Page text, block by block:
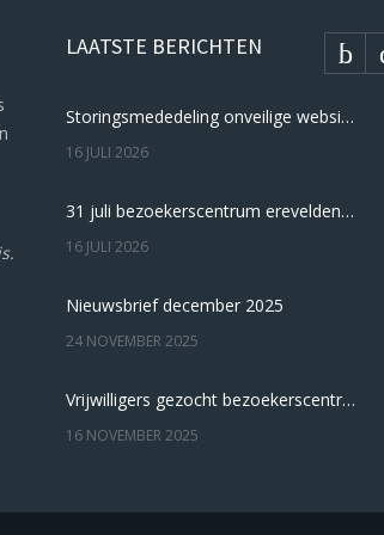
LAATSTE BERICHTEN
Storingsmededeling onveilige website
16 JULI 2026
31 juli bezoekerscentrum erevelden open voor veteranen
16 JULI 2026
Nieuwsbrief december 2025
24 NOVEMBER 2025
Vrijwilligers gezocht bezoekerscentrum erevelden
16 NOVEMBER 2025